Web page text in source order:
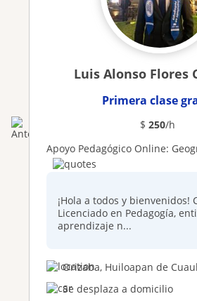
Luis Alonso Flores
Primera clase
$ 250/h
Apoyo Pedagógico Online: Geografía y
¡Hola a todos y bienvenidos!
Licenciado en Pedagogía,
aprendizaje n...
Orizaba, Huiloapan de
Se desplaza a domicilio